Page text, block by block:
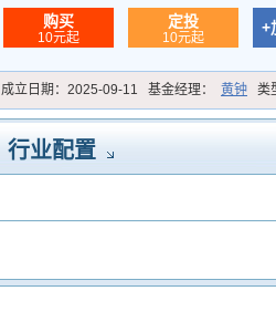
购买
10元起
定投
10元起
+
成立日期： 2025-09-11 基金经理： 黄钟 类
行业配置